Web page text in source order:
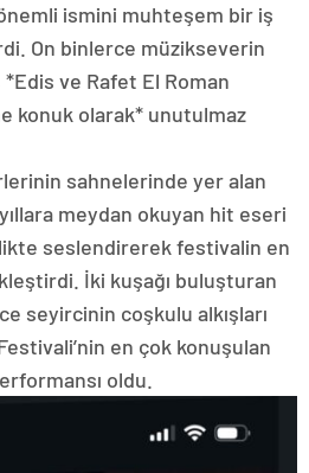
ismini muhteşem bir iş
On binlerce müzikseverin
ve Rafet El Roman
konuk olarak* unutulmaz
sahnelerinde yer alan
meydan okuyan hit eseri
seslendirerek festivalin en
İki kuşağı buluşturan
seyircinin coşkulu alkışları
en çok konuşulan
oldu.